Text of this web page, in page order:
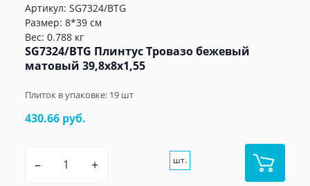
Артикул: SG7324/BTG
Размер: 8*39 см
Вес: 0.788 кг
SG7324/BTG Плинтус Тровазо бежевый
матовый 39,8x8x1,55
Плиток в упаковке: 19 шт
430.66 руб.
– + шт.